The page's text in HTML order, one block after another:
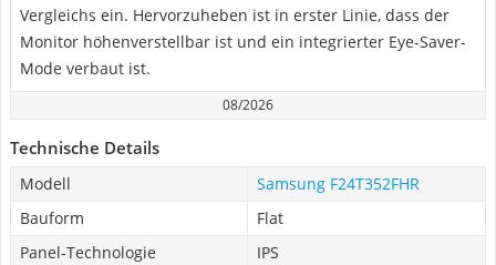
Vergleichs ein. Hervorzuheben ist in erster Linie, dass der
Monitor höhenverstellbar ist und ein integrierter Eye-Saver-
Mode verbaut ist.
08/2026
Technische Details
Modell
Samsung F24T352FHR
Bauform
Flat
Panel-Technologie
IPS